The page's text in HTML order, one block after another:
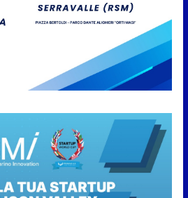
San Marino, stop agli
agricoli e vegetali fino al 15
settembre. Previste multe